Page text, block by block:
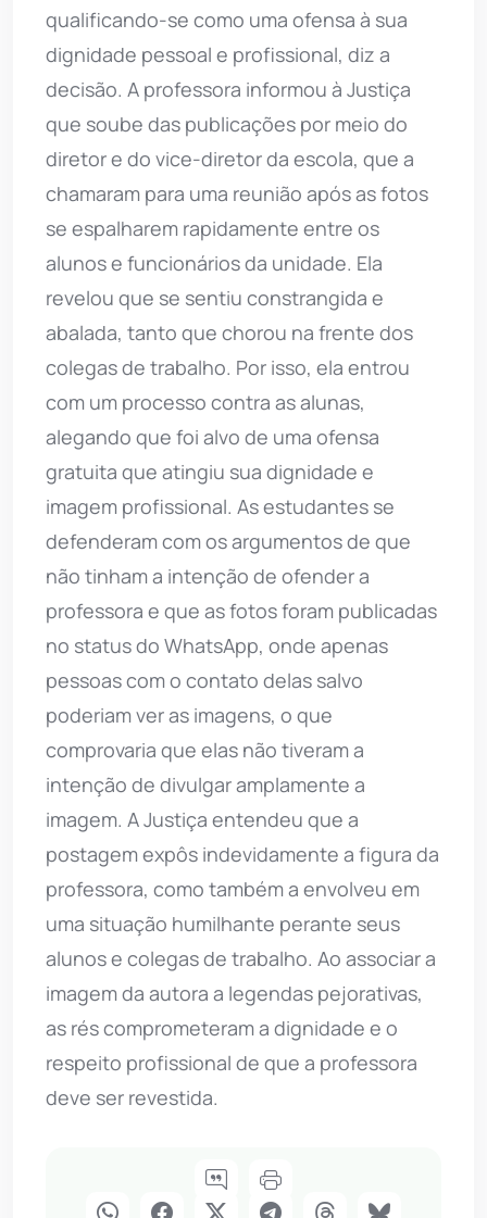
qualificando-se como uma ofensa à sua
dignidade pessoal e profissional, diz a
decisão. A professora informou à Justiça
que soube das publicações por meio do
diretor e do vice-diretor da escola, que a
chamaram para uma reunião após as fotos
se espalharem rapidamente entre os
alunos e funcionários da unidade. Ela
revelou que se sentiu constrangida e
abalada, tanto que chorou na frente dos
colegas de trabalho. Por isso, ela entrou
com um processo contra as alunas,
alegando que foi alvo de uma ofensa
gratuita que atingiu sua dignidade e
imagem profissional. As estudantes se
defenderam com os argumentos de que
não tinham a intenção de ofender a
professora e que as fotos foram publicadas
no status do WhatsApp, onde apenas
pessoas com o contato delas salvo
poderiam ver as imagens, o que
comprovaria que elas não tiveram a
intenção de divulgar amplamente a
imagem. A Justiça entendeu que a
postagem expôs indevidamente a figura da
professora, como também a envolveu em
uma situação humilhante perante seus
alunos e colegas de trabalho. Ao associar a
imagem da autora a legendas pejorativas,
as rés comprometeram a dignidade e o
respeito profissional de que a professora
deve ser revestida.